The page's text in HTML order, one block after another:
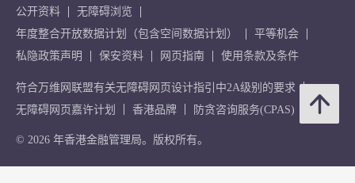
公开资料
无障碍浏览
年度整合开放数据计划（包含空间数据计划）
平等机会
私隐政策声明
保安资料 网页指南 使用条款及条件
符合万维网联盟有关无障碍网页设计指引中2A级别的要求
无障碍网页嘉许计划
香港品牌 防贪咨询服务(CPAS)
© 2026 年香港金融管理局。版权所有。